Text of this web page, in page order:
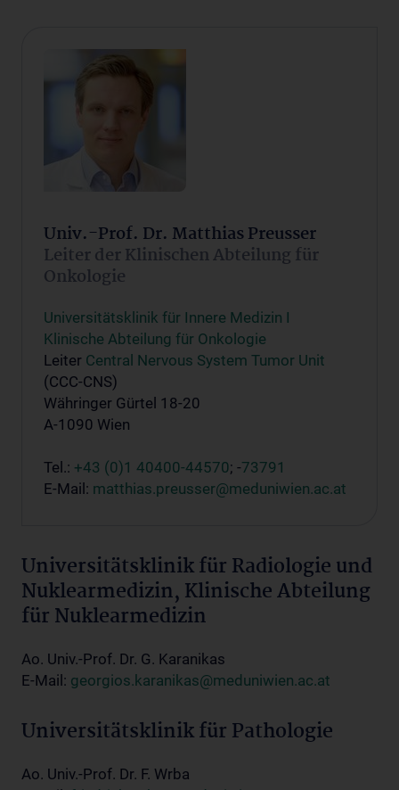
Univ.-Prof. Dr. Matthias Preusser
Leiter der Klinischen Abteilung für
Onkologie
Universitätsklinik für Innere Medizin I
Klinische Abteilung für Onkologie
Leiter Central Nervous System Tumor Unit
(CCC-CNS)
Währinger Gürtel 18-20
A-1090 Wien
Tel.: +43 (0)1 40400-44570; -73791
E-Mail: matthias.preusser@meduniwien.ac.at
Universitätsklinik für Radiologie und
Nuklearmedizin, Klinische Abteilung
für Nuklearmedizin
Ao. Univ.-Prof. Dr. G. Karanikas
E-Mail: georgios.karanikas@meduniwien.ac.at
Universitätsklinik für Pathologie
Ao. Univ.-Prof. Dr. F. Wrba